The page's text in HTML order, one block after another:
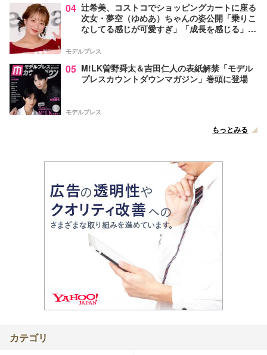
04 辻希美、コストコでショッピングカートに座る
次女・夢空（ゆめあ）ちゃんの姿公開「乗りこ
なしてる感じが可愛すぎ」「成長を感じる」の
モデルプレス
05 M!LK曽野舜太＆吉田仁人の表紙解禁「モデル
プレスカウントダウンマガジン」巻頭に登場
モデルプレス
もっとみる
カテゴリ